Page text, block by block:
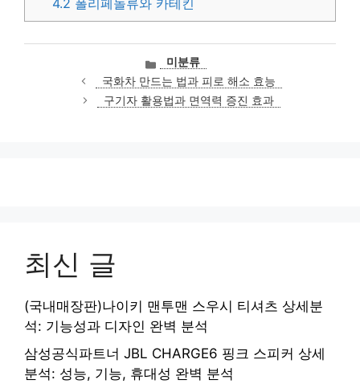
4.2 폴리페놀류와 카테킨
카
테
고
리
미분류
국화차 만드는 법과 피로 해소 효능
구기자 활용법과 면역력 증진 효과
최신 글
(국내매장판)나이키 맨투맨 스우시 티셔츠 상세분
석: 기능성과 디자인 완벽 분석
삼성공식파트너 JBL CHARGE6 핑크 스피커 상세
분석: 성능, 기능, 휴대성 완벽 분석